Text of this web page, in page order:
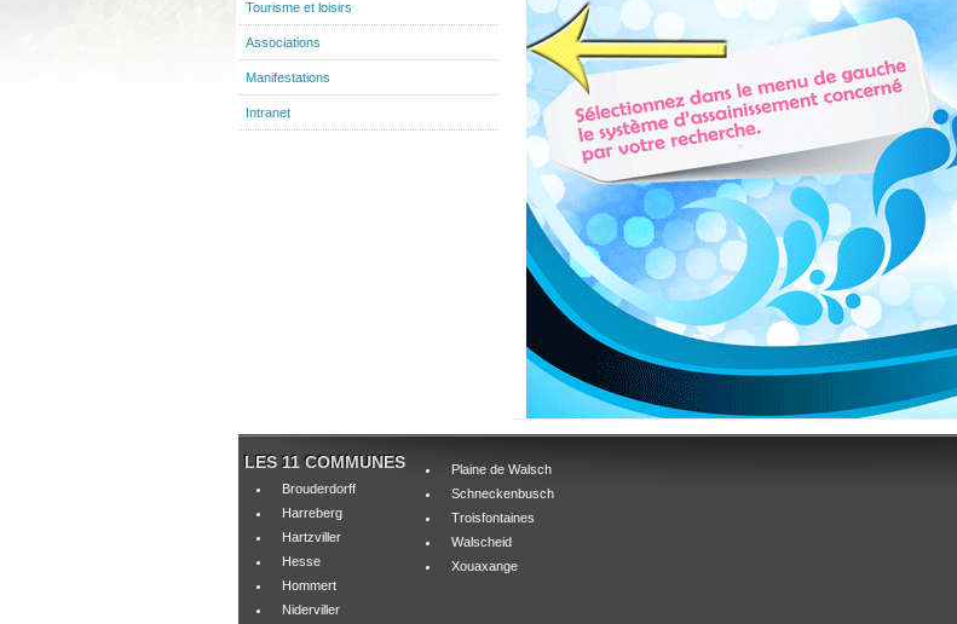
Tourisme et loisirs
Associations
Manifestations
Intranet
LES 11 COMMUNES
Brouderdorff
Harreberg
Hartzviller
Hesse
Hommert
Niderviller
Plaine de Walsch
Schneckenbusch
Troisfontaines
Walscheid
Xouaxange